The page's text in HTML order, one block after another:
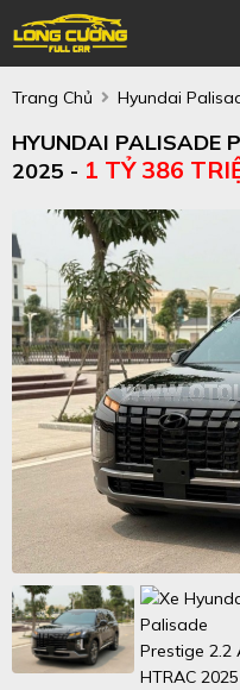
Trang Chủ Hyundai
HYUNDAI PALISADE
2025 - 1 TỶ 386